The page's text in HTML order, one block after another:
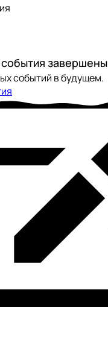
завершены
событий в будущем.